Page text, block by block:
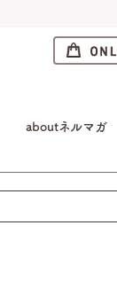
aboutネルマガ